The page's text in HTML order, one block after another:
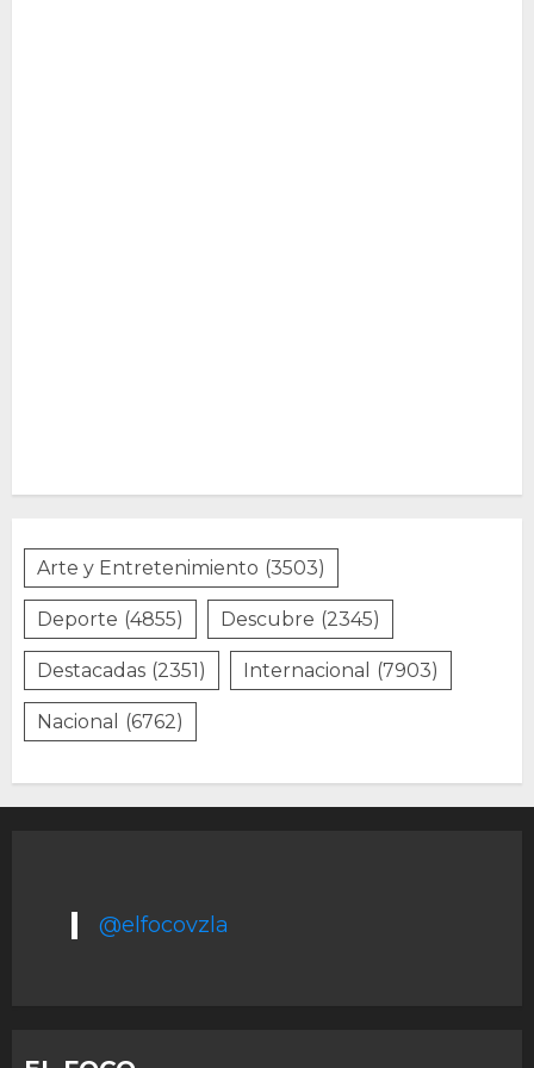
Arte y Entretenimiento (3503)
Deporte (4855) Descubre (2345)
Destacadas (2351) Internacional (7903)
Nacional (6762)
@elfocovzla